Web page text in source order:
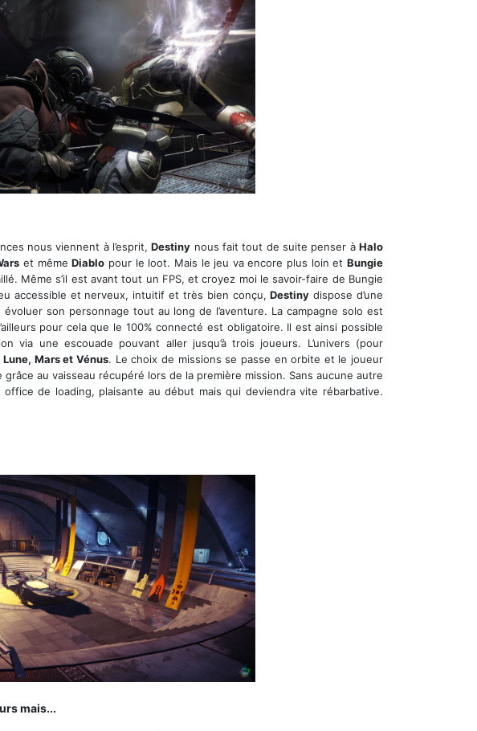
nous viennent à l’esprit,Destiny nous fait tout de suite penser àHalo
et mêmeDiablo pour le loot. Mais le jeu va encore plus loin etBungie
Même s’il est avant tout un FPS, et croyez moi le savoir-faire de Bungie
accessible et nerveux, intuitif et très bien conçu,Destiny dispose d’une
son personnage tout au long de l’aventure. La campagne solo est
pour cela que le 100% connecté est obligatoire. Il est ainsi possible
via une escouade pouvant aller jusqu’à trois joueurs. L’univers (pour
Mars et Vénus. Le choix de missions se passe en orbite et le joueur
au vaisseau récupéré lors de la première mission. Sans aucune autre
de loading, plaisante au début mais qui deviendra vite rébarbative.
mais...